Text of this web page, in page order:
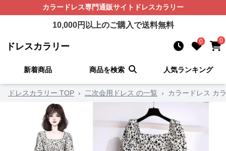
カラードレス専門通販サイト ドレスカラリー
10,000円以上のご購入で送料無料
ドレスカラリー 0 0
新着商品 商品を検索 人気ランキング
ドレスカラリー TOP › 二次会用ドレス の一覧 › カラードレス カ